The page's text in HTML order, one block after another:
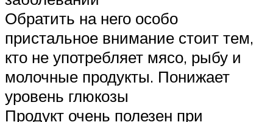
Обратить на него особо
пристальное внимание стоит тем,
кто не употребляет мясо, рыбу и
молочные продукты. Понижает
уровень глюкозы
Продукт очень полезен при